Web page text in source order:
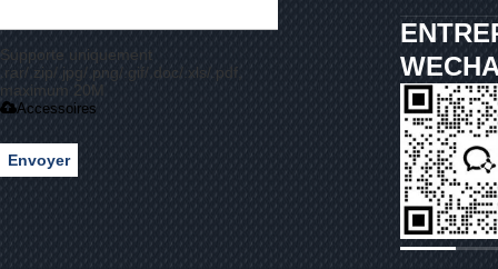
Supporte uniquement
.rar/.zip/.jpg/.png/.gif/.doc/.xls/.pdf,
maximum 20M
Accessoires
Envoyer